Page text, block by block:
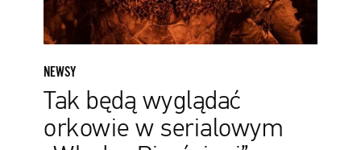
NEWSY
Tak będą wyglądać
orkowie w serialowym